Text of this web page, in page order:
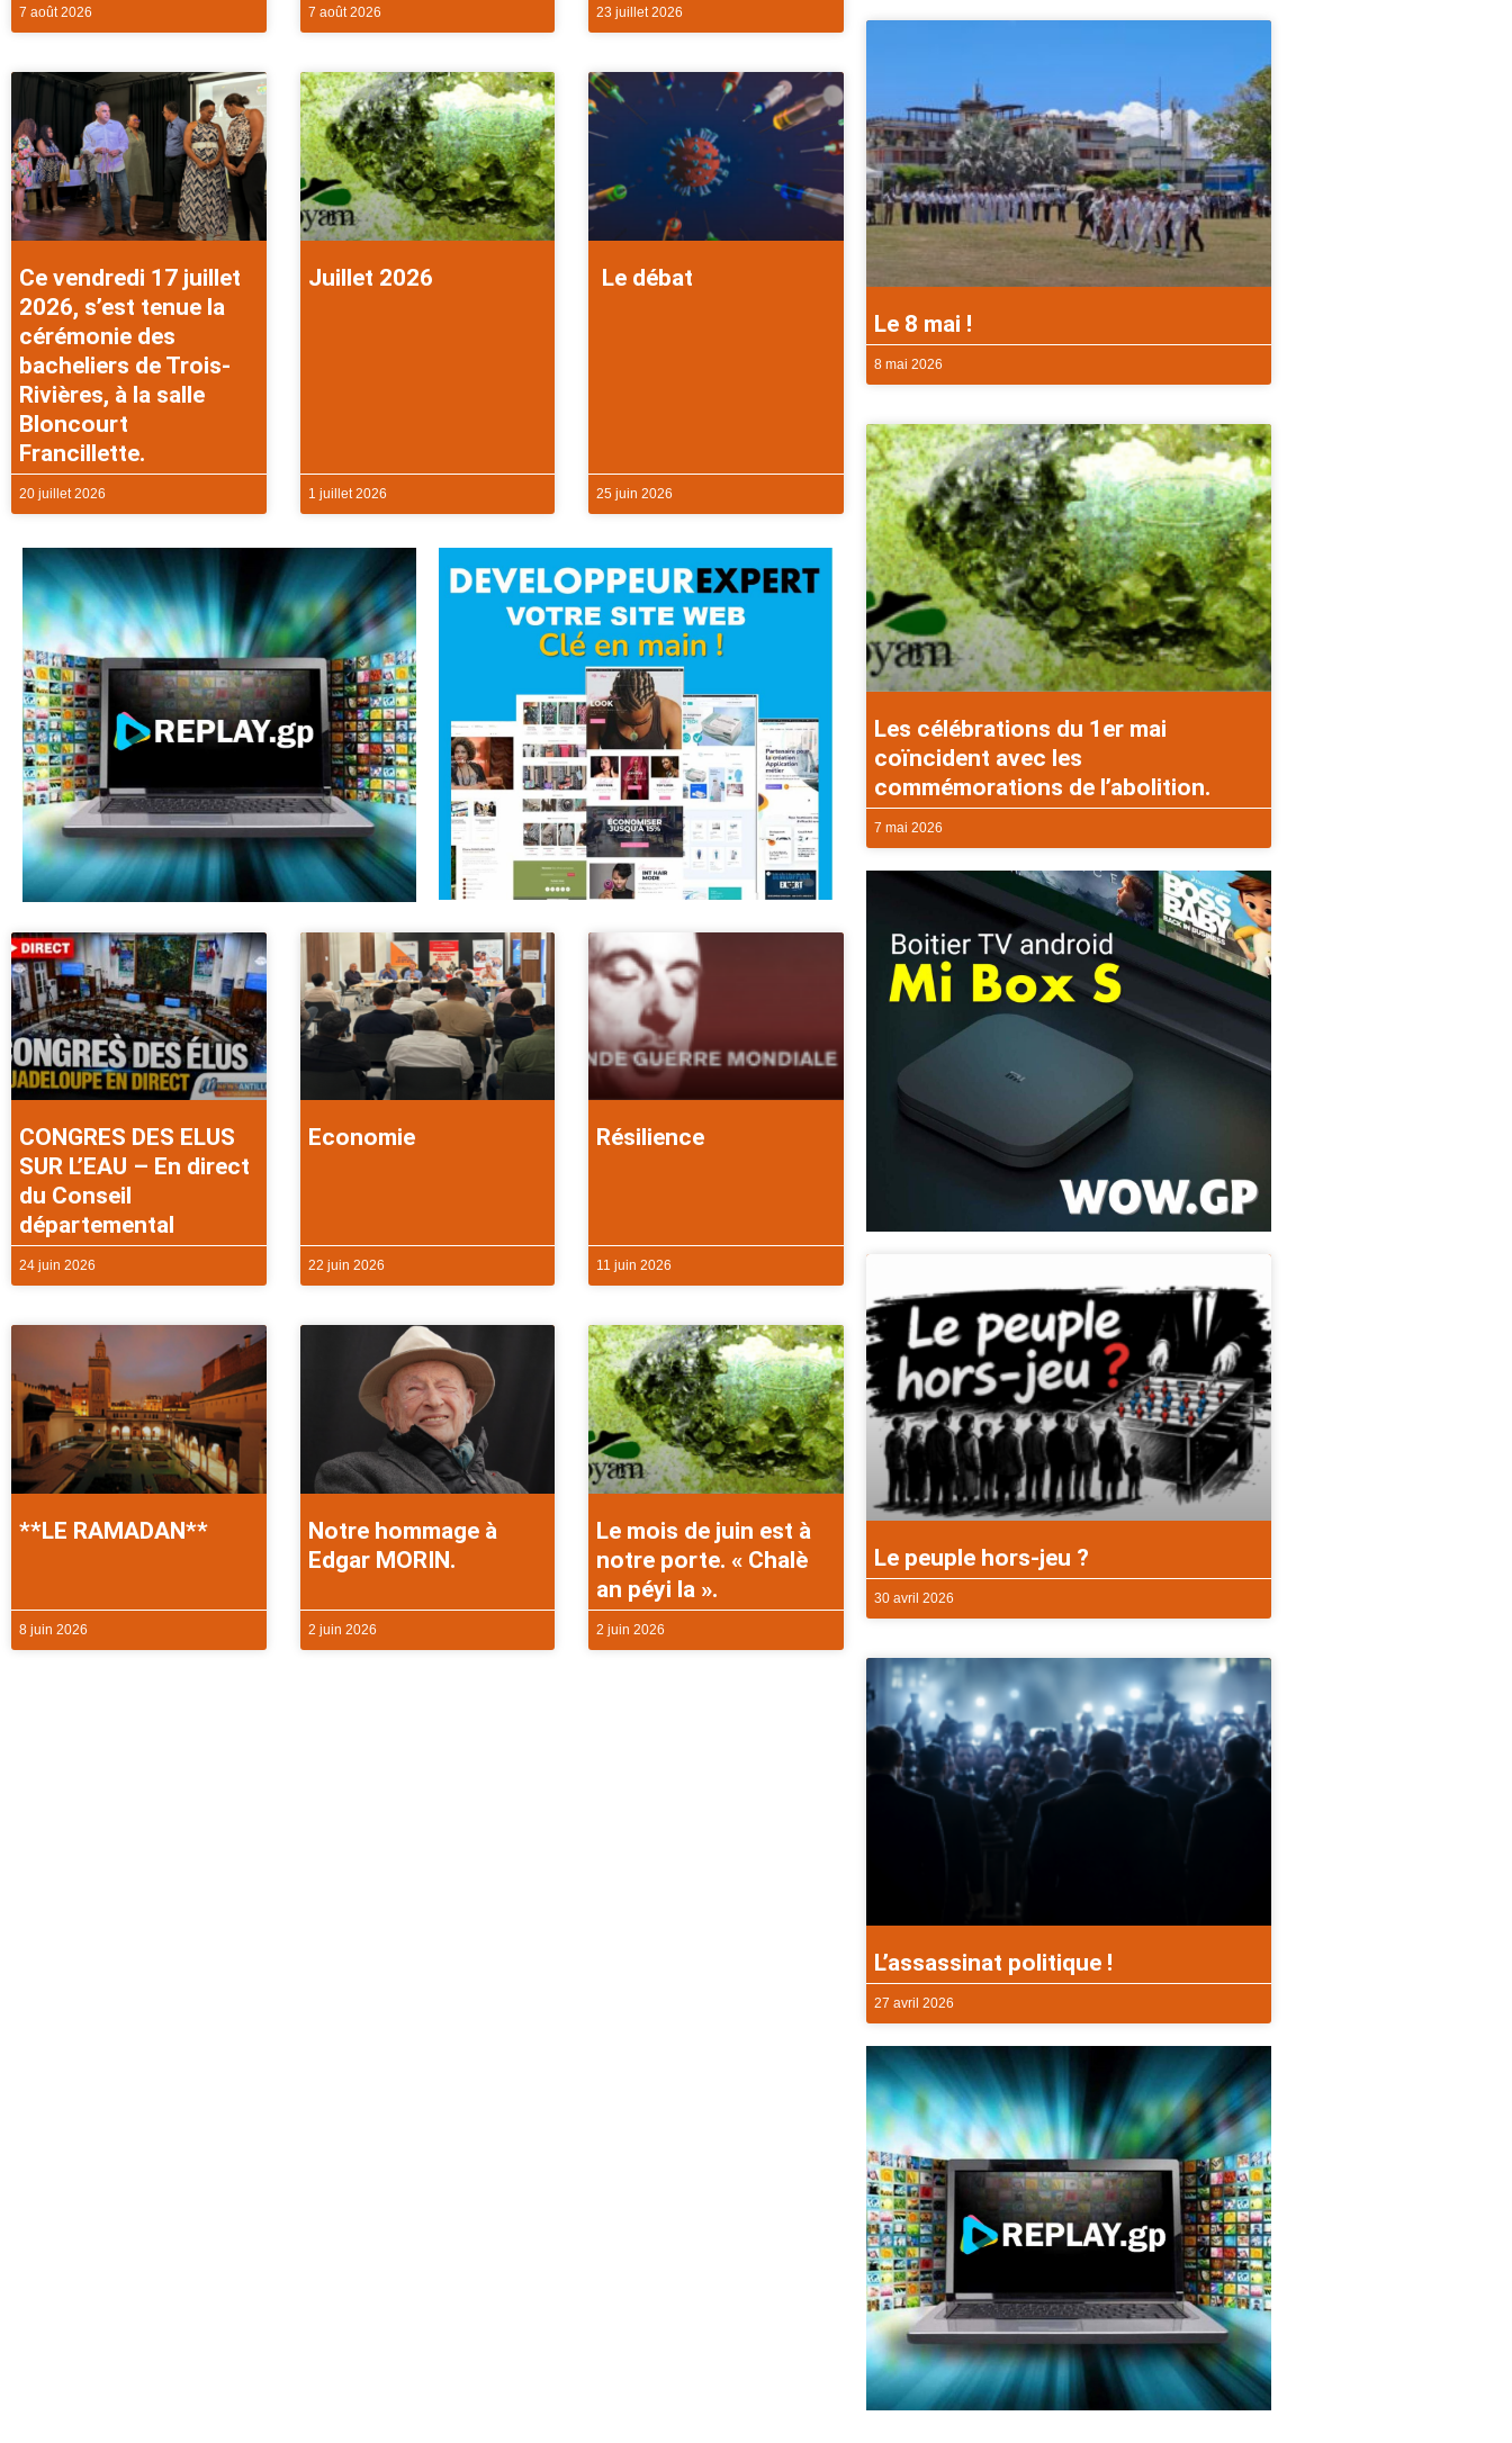
7 août 2026 7 août 2026 23 juillet 2026
Ce vendredi 17 juillet
2026, s’est tenue la
cérémonie des
bacheliers de Trois-
Rivières, à la salle
Bloncourt
Francillette.
20 juillet 2026
Juillet 2026
1 juillet 2026
Le débat
25 juin 2026
CONGRES DES ELUS
SUR L’EAU – En direct
du Conseil
départemental
24 juin 2026
Economie
22 juin 2026
Résilience
11 juin 2026
**LE RAMADAN**
8 juin 2026
Notre hommage à
Edgar MORIN.
2 juin 2026
Le mois de juin est à
notre porte. « Chalè
an péyi la ».
2 juin 2026
Le 8 mai !
8 mai 2026
Les célébrations du 1er mai
coïncident avec les
commémorations de l’abolition.
7 mai 2026
Le peuple hors-jeu ?
30 avril 2026
L’assassinat politique !
27 avril 2026